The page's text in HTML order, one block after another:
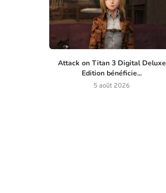
Attack on Titan 3 Digital Deluxe
Edition bénéficie...
5 août 2026